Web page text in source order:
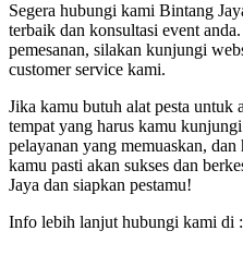
Segera hubungi kami Bintang
terbaik dan konsultasi event
pemesanan, silakan kunjungi
customer service kami.
Jika kamu butuh alat pesta untuk
tempat yang harus kamu
pelayanan yang memuaskan,
kamu pasti akan sukses dan
Jaya dan siapkan pestamu!
Info lebih lanjut hubungi kami di :